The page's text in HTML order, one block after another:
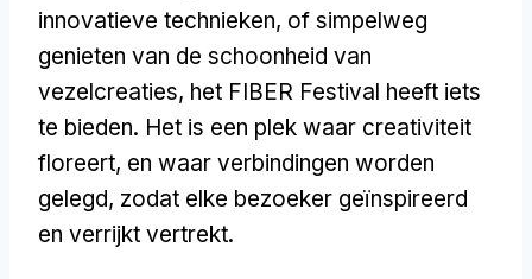
innovatieve technieken, of simpelweg
genieten van de schoonheid van
vezelcreaties, het FIBER Festival heeft iets
te bieden. Het is een plek waar creativiteit
floreert, en waar verbindingen worden
gelegd, zodat elke bezoeker geïnspireerd
en verrijkt vertrekt.